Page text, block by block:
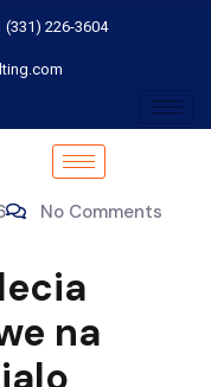
(331) 226-3604
No Comments
na